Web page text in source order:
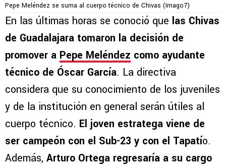
Pepe Meléndez se suma al cuerpo técnico de Chivas (Imago7)
En las últimas horas se conoció que las Chivas
de Guadalajara tomaron la decisión de
promover a Pepe Meléndez como ayudante
técnico de Óscar García. La directiva
considera que su conocimiento de los juveniles
y de la institución en general serán útiles al
cuerpo técnico. El joven estratega viene de
ser campeón con el Sub-23 y con el Tapatío.
Además, Arturo Ortega regresaría a su cargo